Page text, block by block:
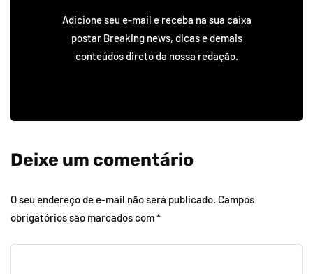
Adicione seu e-mail e receba na sua caixa
postar Breaking news, dicas e demais
conteúdos direto da nossa redação.
Deixe um comentário
O seu endereço de e-mail não será publicado. Campos
obrigatórios são marcados com*